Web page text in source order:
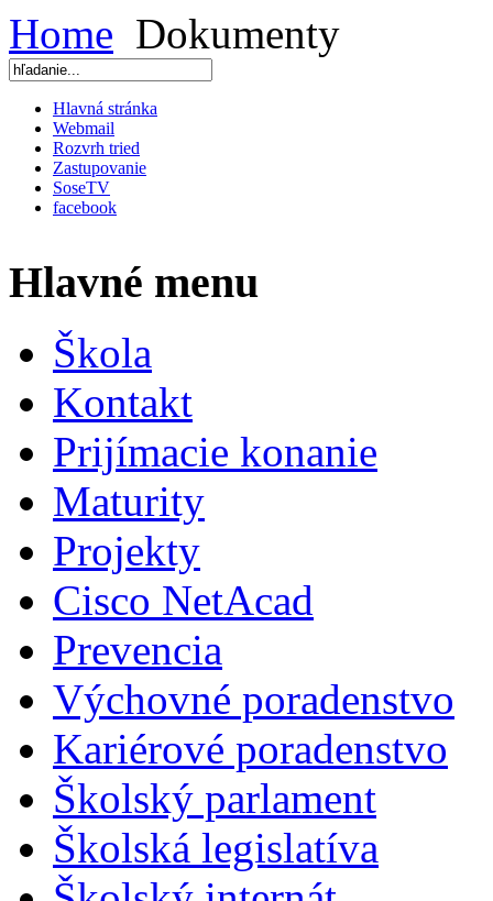
Home Dokumenty
Hlavná stránka
Webmail
Rozvrh tried
Zastupovanie
SoseTV
facebook
Hlavné menu
Škola
Kontakt
Prijímacie konanie
Maturity
Projekty
Cisco NetAcad
Prevencia
Výchovné poradenstvo
Kariérové poradenstvo
Školský parlament
Školská legislatíva